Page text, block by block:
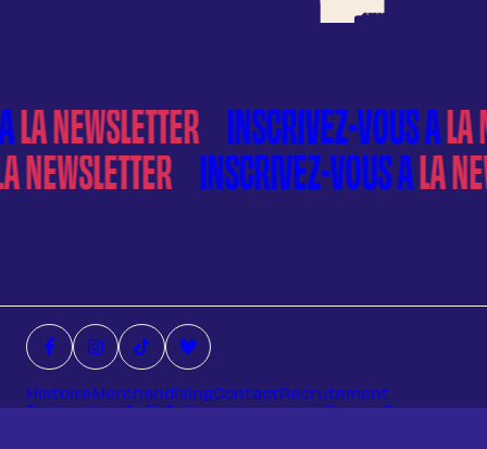
LA NEWSLETTER
LA NEWSLETTER
Histoire MerchandisingContactRecrutement
Facebook (nouvelle fenêtre)
Instagram (nouvelle fenêtre)
Tiktok (nouvelle fenêtre)
Deezer (nouvelle fenêtre)